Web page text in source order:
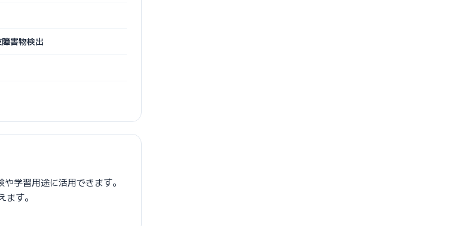
害物検出
学習用途に活用できます。
す。